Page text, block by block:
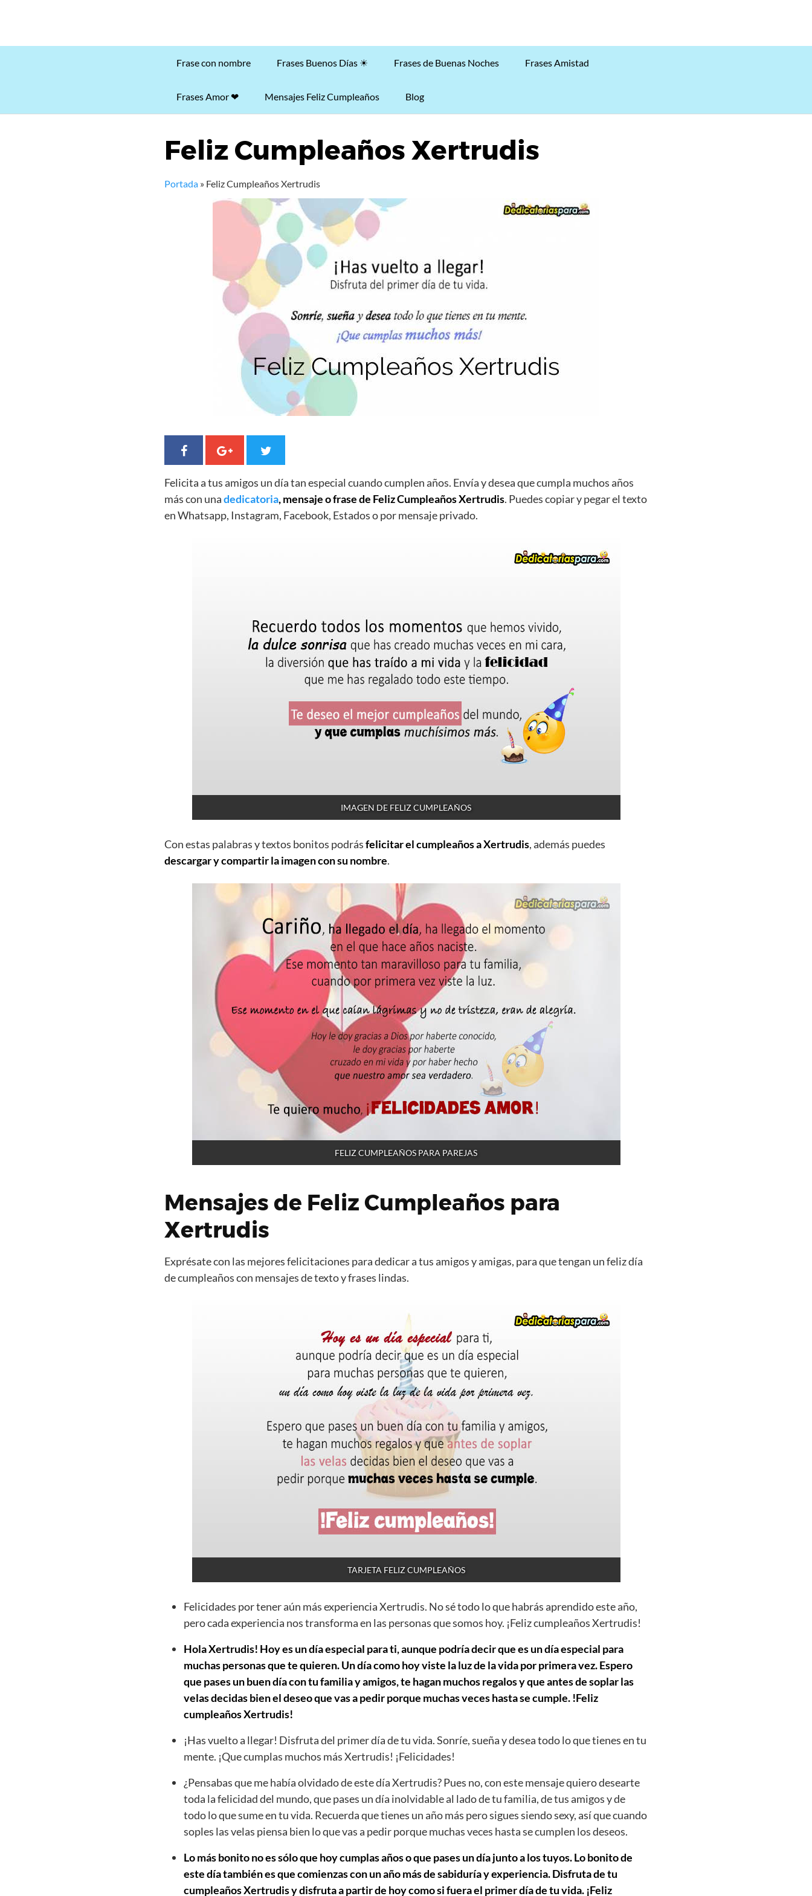
Frase con nombre Frases Buenos Días ☀ Frases de Buenas Noches Frases Amistad
Frases Amor ❤ Mensajes Feliz Cumpleaños Blog
Feliz Cumpleaños Xertrudis
Portada » Feliz Cumpleaños Xertrudis
Felicita a tus amigos un día tan especial cuando cumplen años. Envía y desea que cumpla muchos años
más con unadedicatoria, mensaje o frase de Feliz Cumpleaños Xertrudis. Puedes copiar y pegar el texto
en Whatsapp, Instagram, Facebook, Estados o por mensaje privado.
IMAGEN DE FELIZ CUMPLEAÑOS
Con estas palabras y textos bonitos podrásfelicitar el cumpleaños a Xertrudis, además puedes
descargar y compartir la imagen con su nombre.
FELIZ CUMPLEAÑOS PARA PAREJAS
Mensajes de Feliz Cumpleaños para
Xertrudis
Exprésate con las mejores felicitaciones para dedicar a tus amigos y amigas, para que tengan un feliz día
de cumpleaños con mensajes de texto y frases lindas.
TARJETA FELIZ CUMPLEAÑOS
Felicidades por tener aún más experiencia Xertrudis. No sé todo lo que habrás aprendido este año,
pero cada experiencia nos transforma en las personas que somos hoy. ¡Feliz cumpleaños Xertrudis!
Hola Xertrudis! Hoy es un día especial para ti, aunque podría decir que es un día especial para
muchas personas que te quieren. Un día como hoy viste la luz de la vida por primera vez. Espero
que pases un buen día con tu familia y amigos, te hagan muchos regalos y que antes de soplar las
velas decidas bien el deseo que vas a pedir porque muchas veces hasta se cumple. !Feliz
cumpleaños Xertrudis!
¡Has vuelto a llegar! Disfruta del primer día de tu vida. Sonríe, sueña y desea todo lo que tienes en tu
mente. ¡Que cumplas muchos más Xertrudis! ¡Felicidades!
¿Pensabas que me había olvidado de este día Xertrudis? Pues no, con este mensaje quiero desearte
toda la felicidad del mundo, que pases un día inolvidable al lado de tu familia, de tus amigos y de
todo lo que sume en tu vida. Recuerda que tienes un año más pero sigues siendo sexy, así que cuando
soples las velas piensa bien lo que vas a pedir porque muchas veces hasta se cumplen los deseos.
Lo más bonito no es sólo que hoy cumplas años o que pases un día junto a los tuyos. Lo bonito de
este día también es que comienzas con un año más de sabiduría y experiencia. Disfruta de tu
cumpleaños Xertrudis y disfruta a partir de hoy como si fuera el primer día de tu vida. ¡Feliz